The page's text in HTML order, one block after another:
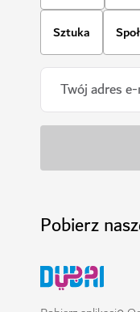
Sztuka
Pobierz